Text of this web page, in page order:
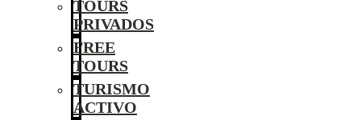
TOURS
PRIVADOS
FREE
TOURS
TURISMO
ACTIVO